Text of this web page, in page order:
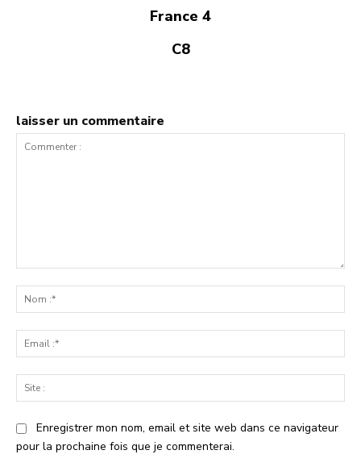
France 4
C8
laisser un commentaire
:*
:*
:
Enregistrer mon nom, email et site web dans ce navigateur
pour la prochaine fois que je commenterai.